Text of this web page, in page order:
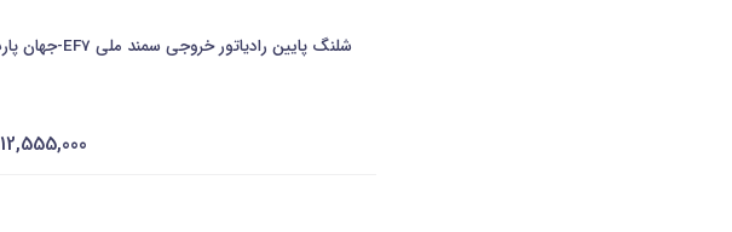
شلنگ پایین رادیاتور خروجی سمند ملی EF7-جهان پارت
12,555,000